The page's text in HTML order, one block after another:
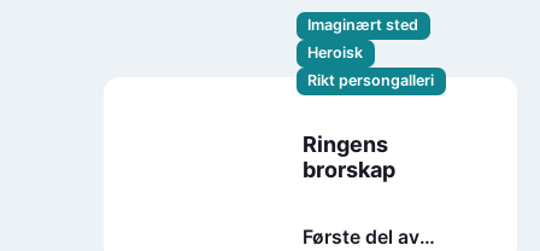
Imaginært sted
Heroisk
Rikt persongalleri
Ringens
brorskap
Første del av